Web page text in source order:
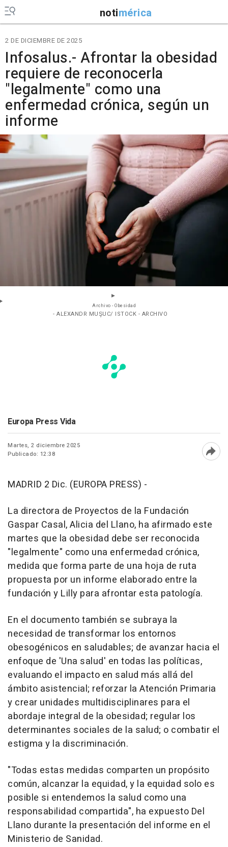
notimérica
2 DE DICIEMBRE DE 2025
Infosalus.- Afrontar la obesidad
requiere de reconocerla
"legalmente" como una
enfermedad crónica, según un
informe
Archivo - Obesidad
- ALEXANDR MUŞUC/ ISTOCK - ARCHIVO
Europa Press Vida
Martes, 2 diciembre 2025
Publicado: 12:38
MADRID 2 Dic. (EUROPA PRESS) -
La directora de Proyectos de la Fundación
Gaspar Casal, Alicia del Llano, ha afirmado este
martes que la obesidad debe ser reconocida
"legalmente" como una enfermedad crónica,
medida que forma parte de una hoja de ruta
propuesta por un informe elaborado entre la
fundación y Lilly para afrontar esta patología.
En el documento también se subraya la
necesidad de transformar los entornos
obesogénicos en saludables; de avanzar hacia el
enfoque de 'Una salud' en todas las políticas,
evaluando el impacto en salud más allá del
ámbito asistencial; reforzar la Atención Primaria
y crear unidades multidisciplinares para el
abordaje integral de la obesidad; regular los
determinantes sociales de la salud; o combatir el
estigma y la discriminación.
"Todas estas medidas comparten un propósito
común, alcanzar la equidad, y la equidad solo es
posible si entendemos la salud como una
responsabilidad compartida", ha expuesto Del
Llano durante la presentación del informe en el
Ministerio de Sanidad.